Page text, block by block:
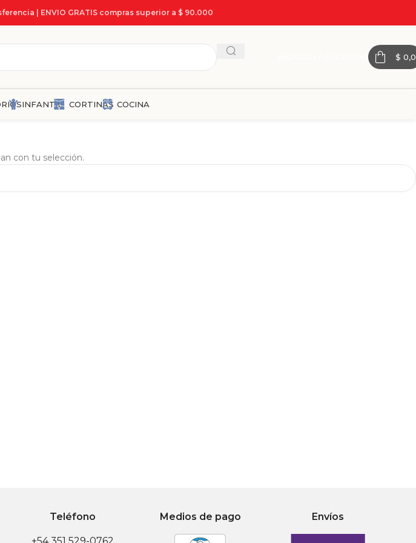
| ENVIO GRATIS compras superior a $ 90.000
$ 0,0
INFANTIL CORTINAS COCINA
con tu selección.
Teléfono Medios de pago Envíos